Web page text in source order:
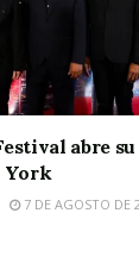
abre su
York
7 DE AGOSTO DE